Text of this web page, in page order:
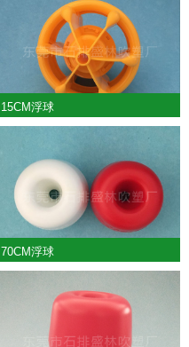
15CM浮球
70CM浮球